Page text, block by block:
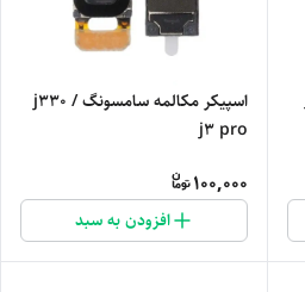
اسپیکر مکالمه سامسونگ j330 /
j3 pro
100,000
افزودن به سبد